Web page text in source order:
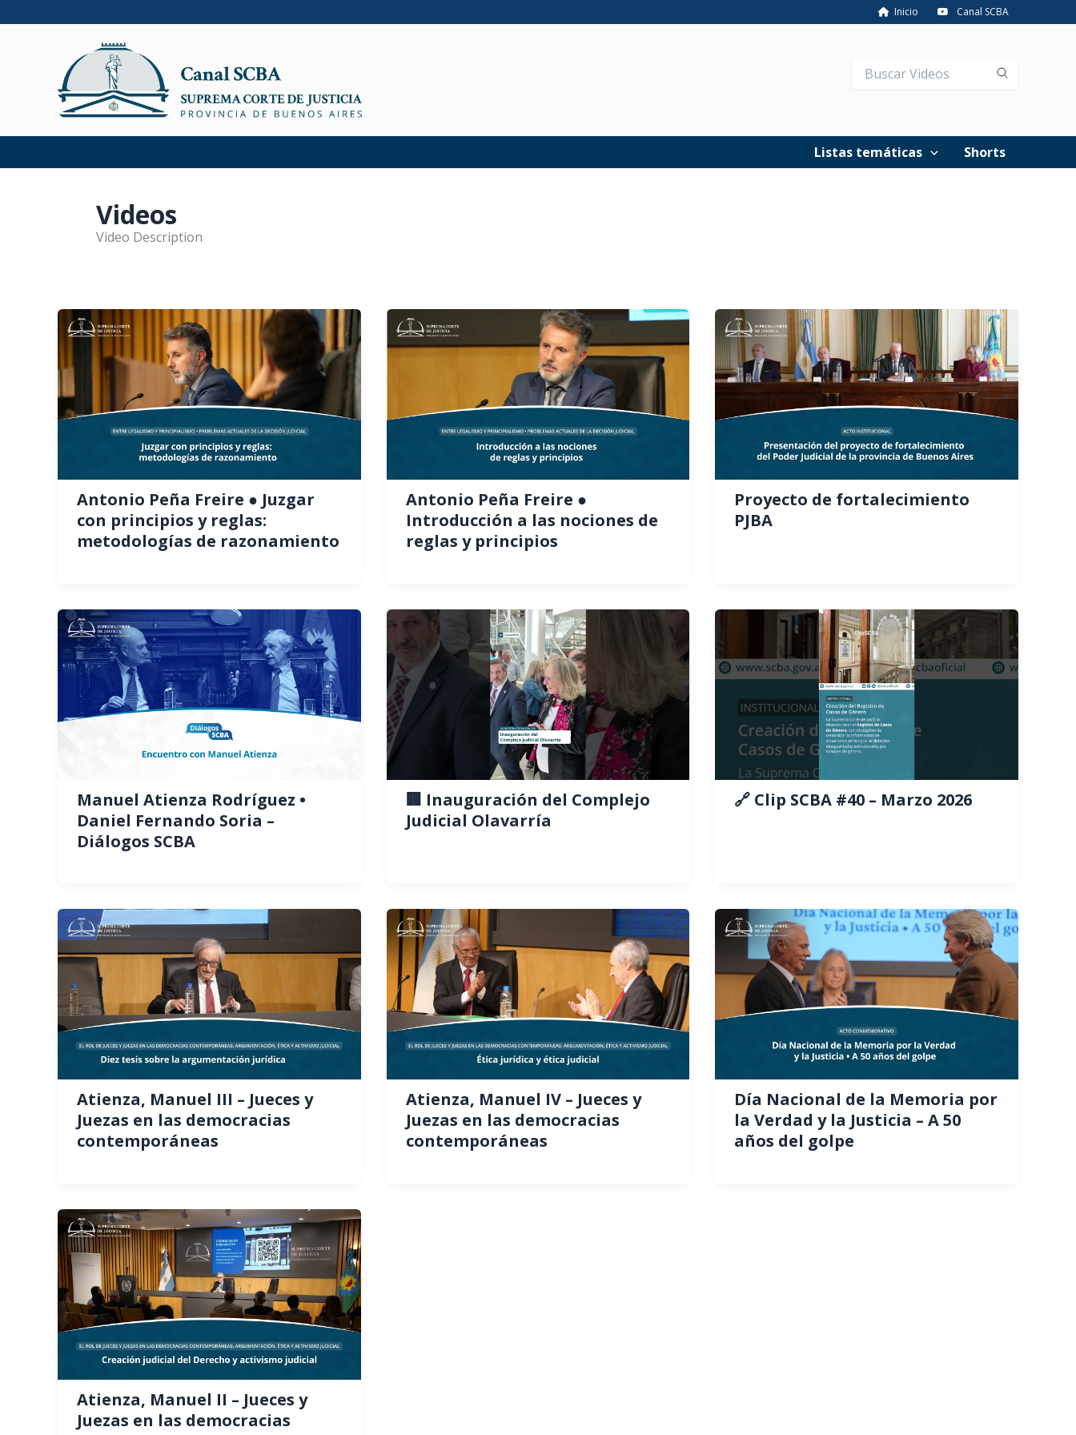
al
Inicio Canal SCBA
Listas temáticas Shorts
Videos
Video Description
Antonio Peña Freire ● Juzgar
con principios y reglas:
metodologías de razonamiento
Antonio Peña Freire ●
Introducción a las nociones de
reglas y principios
Proyecto de fortalecimiento
PJBA
Manuel Atienza Rodríguez •
Daniel Fernando Soria –
Diálogos SCBA
🏢 Inauguración del Complejo
Judicial Olavarría
🔗 Clip SCBA #40 – Marzo 2026
Atienza, Manuel III – Jueces y
Juezas en las democracias
contemporáneas
Atienza, Manuel IV – Jueces y
Juezas en las democracias
contemporáneas
Día Nacional de la Memoria por
la Verdad y la Justicia – A 50
años del golpe
Atienza, Manuel II – Jueces y
Juezas en las democracias